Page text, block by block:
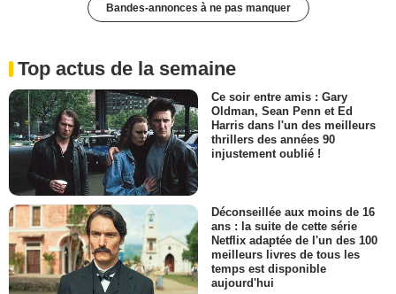
Bandes-annonces à ne pas manquer
Top actus de la semaine
Ce soir entre amis : Gary
Oldman, Sean Penn et Ed
Harris dans l'un des meilleurs
thrillers des années 90
injustement oublié !
Déconseillée aux moins de 16
ans : la suite de cette série
Netflix adaptée de l'un des 100
meilleurs livres de tous les
temps est disponible
aujourd'hui